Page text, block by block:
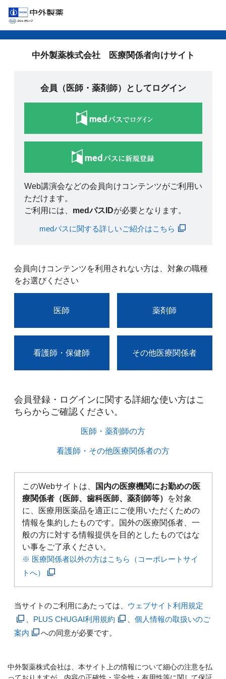
中外製薬株式会社 医療関係者向けサイト
会員（医師・薬剤師）としてログイン
Web講演会などの会員向けコンテンツがご利用い
ただけます。
ご利用には、 medパスIDが必要となります。
medパスに関する詳しいご紹介はこちら
会員向けコンテンツを利用されない方は、対象の職種
をお選びください
医師 薬剤師
看護師・保健師 その他医療関係者
会員登録・ログインに関する詳細な使い方はこ
ちらからご確認ください。​
医師・薬剤師の方​
看護師・その他医療関係者の方​
このWebサイトは、
国内の医療機関にお勤めの医
療関係者（医師、歯科医師、薬剤師等）
を対象
に、医療用医薬品を適正にご使用いただくための
情報を集約したものです。国外の医療関係者、一
般の方に対する情報提供を目的としたものではな
い事をご了承ください。
※ 医療関係者以外の方はこちら（コーポレートサイ
トへ）
当サイトのご利用にあたっては、 ウェブサイト利用規定
PLUS CHUGAI利用規約
個人情報の取扱いのご
案内
への同意が必要です。
中外製薬株式会社は、本サイト上の情報について細心の注意を払
っておりますが、内容の正確性・完全性・有用性等に関して保証